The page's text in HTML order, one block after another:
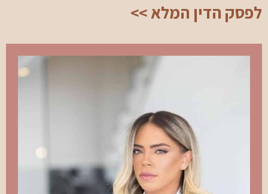
לפסק הדין המלא >>